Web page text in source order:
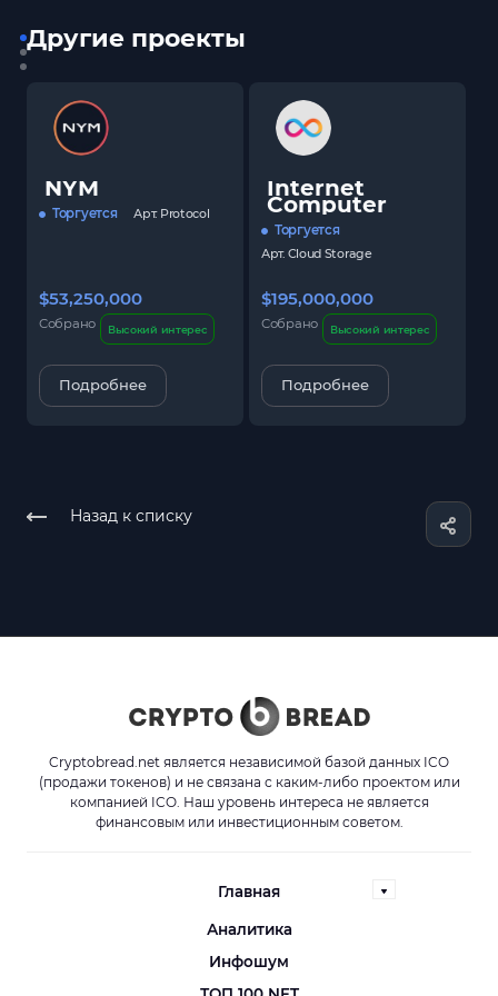
Другие проекты
NYM
Торгуется Арт. Protocol
$53,250,000
Собрано Высокий интерес
Подробнее
Internet
Computer
Торгуется
Арт. Cloud Storage
$195,000,000
Собрано Высокий интерес
Подробнее
Назад к списку
Cryptobread.net является независимой базой данных ICO
(продажи токенов) и не связана с каким-либо проектом или
компанией ICO. Наш уровень интереса не является
финансовым или инвестиционным советом.
Главная
Аналитика
Инфошум